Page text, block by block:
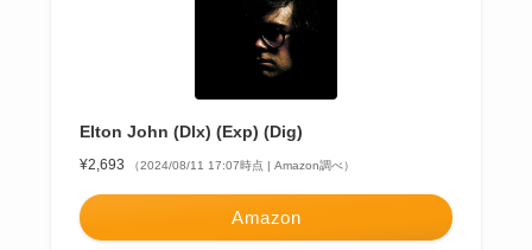
Elton John (Dlx) (Exp) (Dig)
¥2,693 （2024/08/11 17:07時点 | Amazon調べ）
Amazon